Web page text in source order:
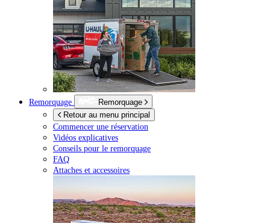
Remorquage
Remorquage
Retour au menu principal
Commencer une réservation
Vidéos explicatives
Conseils pour le remorquage
FAQ
Attaches et accessoires